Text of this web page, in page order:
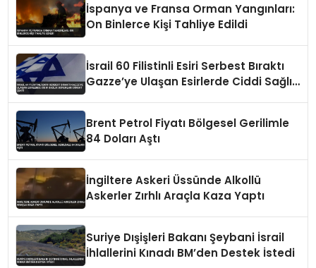
İspanya ve Fransa Orman Yangınları:
On Binlerce Kişi Tahliye Edildi
İsrail 60 Filistinli Esiri Serbest Bıraktı
Gazze’ye Ulaşan Esirlerde Ciddi Sağlık
Brent Petrol Fiyatı Bölgesel Gerilimle
84 Doları Aştı
İngiltere Askeri Üssünde Alkollü
Askerler Zırhlı Araçla Kaza Yaptı
Suriye Dışişleri Bakanı Şeybani İsrail
İhlallerini Kınadı BM’den Destek İstedi